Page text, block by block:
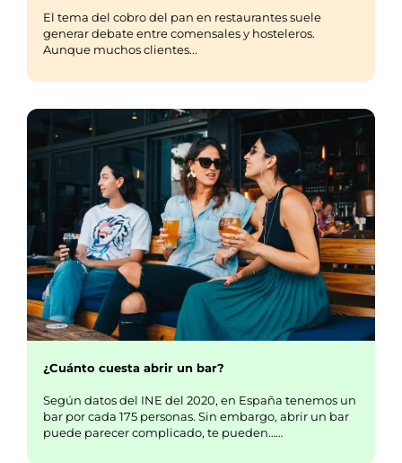
El tema del cobro del pan en restaurantes suele
generar debate entre comensales y hosteleros.
Aunque muchos clientes...
¿Cuánto cuesta abrir un bar?
Según datos del INE del 2020, en España tenemos un
bar por cada 175 personas. Sin embargo, abrir un bar
puede parecer complicado, te pueden……